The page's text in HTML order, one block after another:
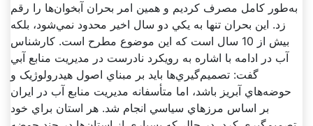
به‌طور کامل مصرف کرديم و همين امر بحران آبخوان‌ها را رقم
زد. اين بحران تنها به يکي دو سال اخير محدود نمي‌شود، بلکه
بيش از 10 سال است که اين موضوع مطرح است. کارشناس
آب در ادامه با اشاره به رويکرد نادرست در مديريت منابع آبي
گفت: تصميم‌گيري‌ها بايد بر مبناي اصول هيدرولوژيک و
حوضه‌هاي آبريز باشد، اما متأسفانه مديريت منابع آب در ايران
بر اساس مرزهاي سياسي انجام شد. هر استان براي خود